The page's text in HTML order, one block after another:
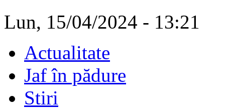
Lun, 15/04/2024 - 13:21
Actualitate
Jaf în pădure
Stiri